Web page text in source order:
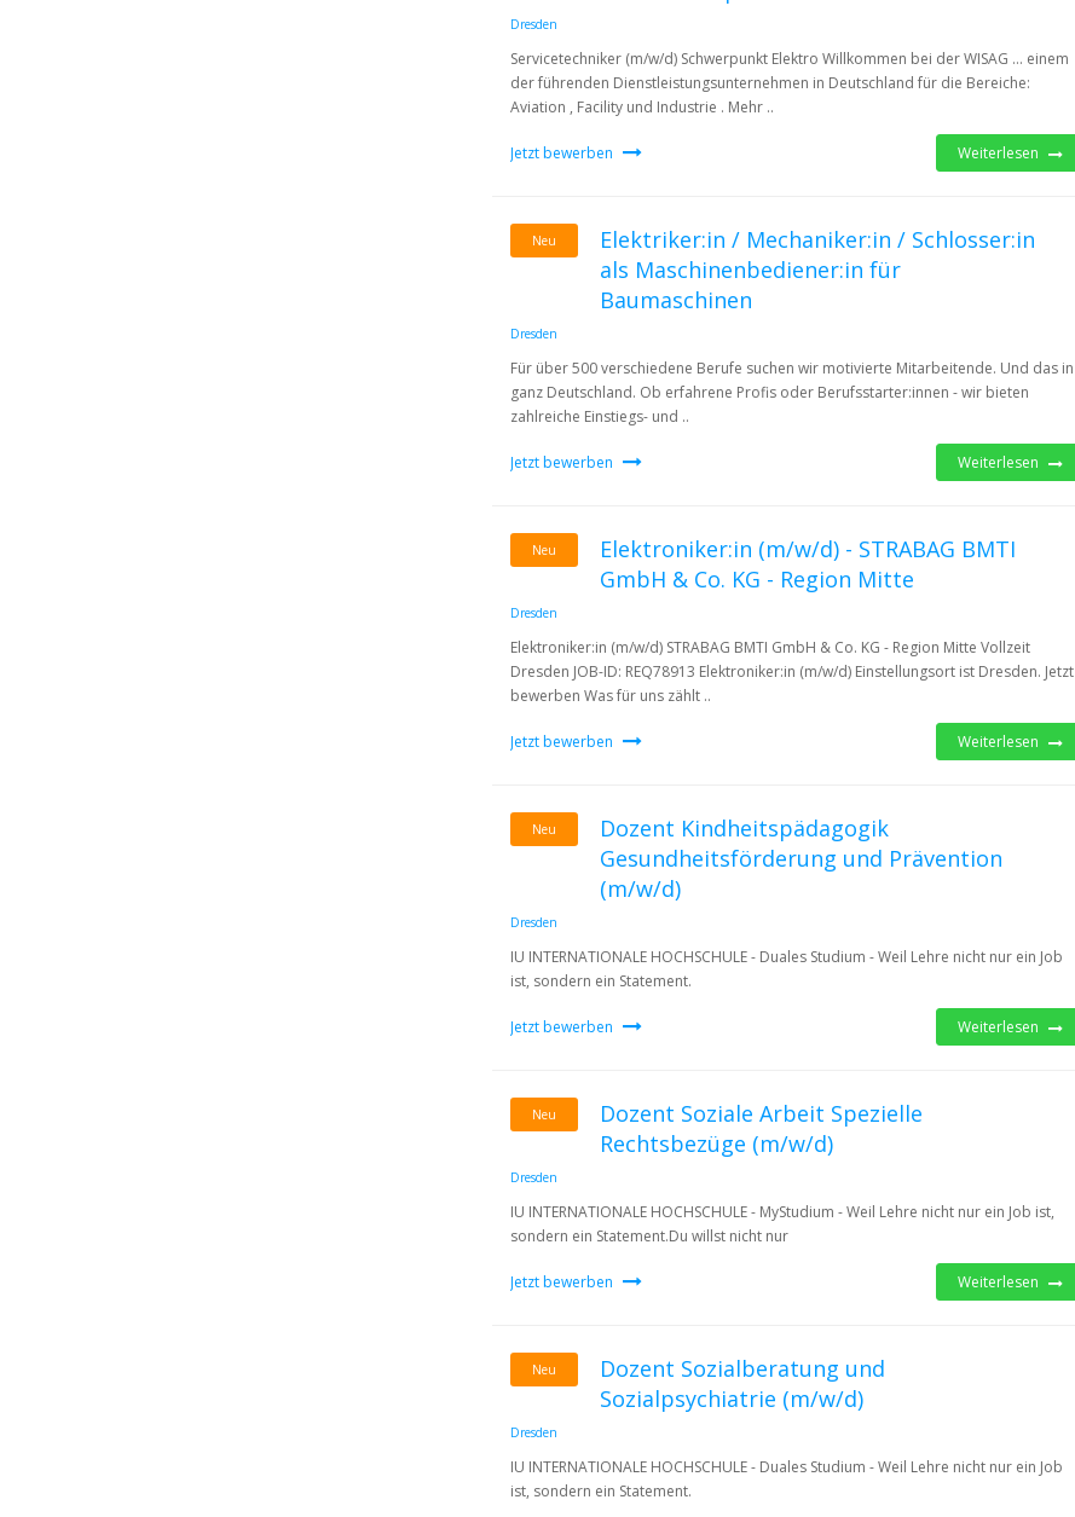
Dresden
Servicetechniker (m/w/d) Schwerpunkt Elektro Willkommen bei der WISAG … einem
der führenden Dienstleistungsunternehmen in Deutschland für die Bereiche:
Aviation , Facility und Industrie . Mehr ..
Jetzt bewerben Weiterlesen
Neu
Elektriker:in / Mechaniker:in / Schlosser:in
als Maschinenbediener:in für
Baumaschinen
Dresden
Für über 500 verschiedene Berufe suchen wir motivierte Mitarbeitende. Und das in
ganz Deutschland. Ob erfahrene Profis oder Berufsstarter:innen - wir bieten
zahlreiche Einstiegs- und ..
Jetzt bewerben Weiterlesen
Neu
Elektroniker:in (m/w/d) - STRABAG BMTI
GmbH & Co. KG - Region Mitte
Dresden
Elektroniker:in (m/w/d) STRABAG BMTI GmbH & Co. KG - Region Mitte Vollzeit
Dresden JOB-ID: REQ78913 Elektroniker:in (m/w/d) Einstellungsort ist Dresden. Jetzt
bewerben Was für uns zählt ..
Jetzt bewerben Weiterlesen
Neu
Dozent Kindheitspädagogik
Gesundheitsförderung und Prävention
(m/w/d)
Dresden
IU INTERNATIONALE HOCHSCHULE - Duales Studium - Weil Lehre nicht nur ein Job
ist, sondern ein Statement.
Jetzt bewerben Weiterlesen
Neu
Dozent Soziale Arbeit Spezielle
Rechtsbezüge (m/w/d)
Dresden
IU INTERNATIONALE HOCHSCHULE - MyStudium - Weil Lehre nicht nur ein Job ist,
sondern ein Statement.Du willst nicht nur
Jetzt bewerben Weiterlesen
Neu
Dozent Sozialberatung und
Sozialpsychiatrie (m/w/d)
Dresden
IU INTERNATIONALE HOCHSCHULE - Duales Studium - Weil Lehre nicht nur ein Job
ist, sondern ein Statement.